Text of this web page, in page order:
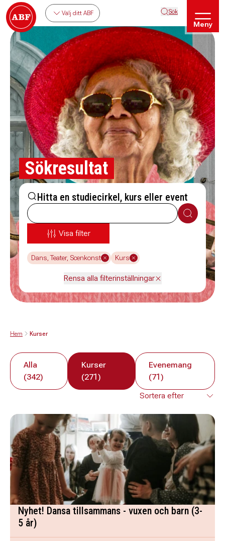
Välj ditt ABF Sök
Meny
Sökresultat
Hitta en studiecirkel, kurs eller event
Sök
Visa filter
Dans, Teater, Scenkonst Kurs
Rensa alla filterinställningar
Hem Kurser
Alla
(342)
Kurser
(271)
Evenemang
(71)
Nyhet! Dansa tillsammans - vuxen och barn (3-
5 år)